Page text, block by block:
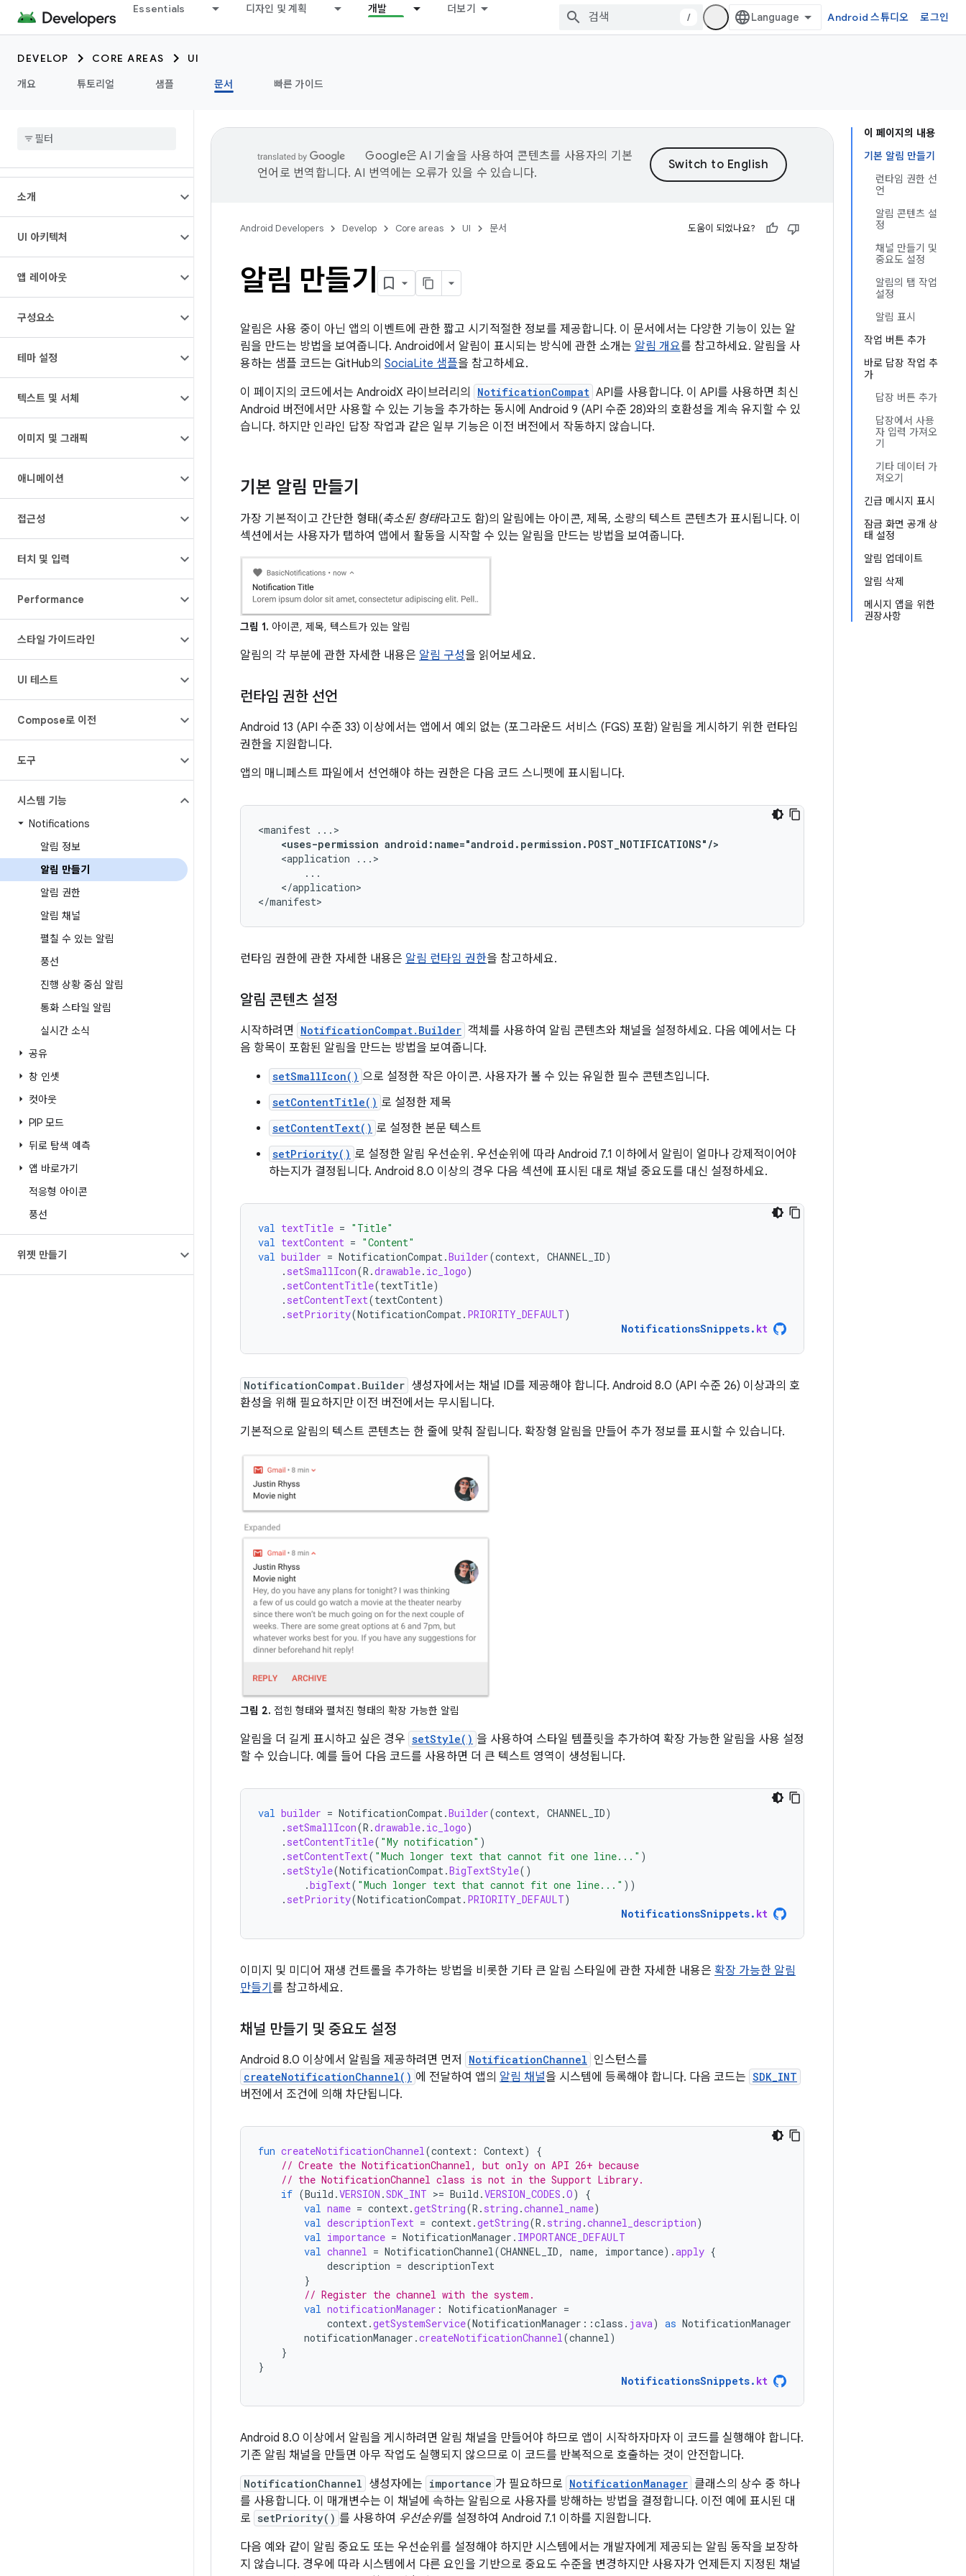
Essentials 디자인 및 계획 개발 더보기
/ Android 스튜디오 로그인
DEVELOP CORE AREAS
UI
개요
튜토리얼 샘플 문서 빠른 가이드
소개
UI 아키텍처
앱 레이아웃
구성요소
테마 설정
텍스트 및 서체
이미지 및 그래픽
애니메이션
접근성
터치 및 입력
Performance
스타일 가이드라인
UI 테스트
Compose로 이전
도구
시스템 기능
Notifications
알림 정보
알림 만들기
알림 권한
알림 채널
펼칠 수 있는 알림
풍선
진행 상황 중심 알림
통화 스타일 알림
실시간 소식
공유
창 인셋
컷아웃
PIP 모드
뒤로 탐색 예측
앱 바로가기
적응형 아이콘
풍선
위젯 만들기
이 페이지의 내용
기본 알림 만들기
런타임 권한 선
언
알림 콘텐츠 설
정
채널 만들기 및
중요도 설정
알림의 탭 작업
설정
알림 표시
작업 버튼 추가
바로 답장 작업 추
가
답장 버튼 추가
답장에서 사용
자 입력 가져오
기
기타 데이터 가
져오기
긴급 메시지 표시
잠금 화면 공개 상
태 설정
알림 업데이트
알림 삭제
메시지 앱을 위한
권장사항
Google은 AI 기술을 사용하여 콘텐츠를 사용자의 기본
언어로 번역합니다. AI 번역에는 오류가 있을 수 있습니다.
Android Developers Develop Core areas UI 문서 도움이 되었나요?
알림 만들기
알림은 사용 중이 아닌 앱의 이벤트에 관한 짧고 시기적절한 정보를 제공합니다. 이 문서에서는 다양한 기능이 있는 알
림을 만드는 방법을 보여줍니다. Android에서 알림이 표시되는 방식에 관한 소개는 알림 개요를 참고하세요. 알림을 사
용하는 샘플 코드는 GitHub의 SociaLite 샘플을 참고하세요.
이 페이지의 코드에서는 AndroidX 라이브러리의
NotificationCompat API를 사용합니다. 이 API를 사용하면 최신
Android 버전에서만 사용할 수 있는 기능을 추가하는 동시에 Android 9 (API 수준 28)와의 호환성을 계속 유지할 수 있
습니다. 하지만 인라인 답장 작업과 같은 일부 기능은 이전 버전에서 작동하지 않습니다.
기본 알림 만들기
가장 기본적이고 간단한 형태(축소된 형태라고도 함)의 알림에는 아이콘, 제목, 소량의 텍스트 콘텐츠가 표시됩니다. 이
섹션에서는 사용자가 탭하여 앱에서 활동을 시작할 수 있는 알림을 만드는 방법을 보여줍니다.
그림 1. 아이콘, 제목, 텍스트가 있는 알림
알림의 각 부분에 관한 자세한 내용은 알림 구성을 읽어보세요.
런타임 권한 선언
Android 13 (API 수준 33) 이상에서는 앱에서 예외 없는 (포그라운드 서비스 (FGS) 포함) 알림을 게시하기 위한 런타임
권한을 지원합니다.
앱의 매니페스트 파일에서 선언해야 하는 권한은 다음 코드 스니펫에 표시됩니다.
<manifest
<uses-permission android:name="android.permission.POST_NOTIFICATIONS"/>
<application
</application>
</manifest>
런타임 권한에 관한 자세한 내용은 알림 런타임 권한을 참고하세요.
알림 콘텐츠 설정
시작하려면 NotificationCompat.Builder 객체를 사용하여 알림 콘텐츠와 채널을 설정하세요. 다음 예에서는 다
음 항목이 포함된 알림을 만드는 방법을 보여줍니다.
setSmallIcon() 으로 설정한 작은 아이콘. 사용자가 볼 수 있는 유일한 필수 콘텐츠입니다.
setContentTitle() 로 설정한 제목
setContentText() 로 설정한 본문 텍스트
setPriority() 로 설정한 알림 우선순위. 우선순위에 따라 Android 7.1 이하에서 알림이 얼마나 강제적이어야
하는지가 결정됩니다. Android 8.0 이상의 경우 다음 섹션에 표시된 대로 채널 중요도를 대신 설정하세요.
val textTitle = "Title"
val textContent = "Content"
val builder = NotificationCompat .Builder(context, CHANNEL_ID)
. setSmallIcon(R .drawable. ic_logo)
. setContentTitle(textTitle)
. setContentText(textContent)
. setPriority(NotificationCompat . PRIORITY_DEFAULT)
NotificationsSnippets. kt
NotificationCompat.Builder 생성자에서는 채널 ID를 제공해야 합니다. Android 8.0 (API 수준 26) 이상과의 호
환성을 위해 필요하지만 이전 버전에서는 무시됩니다.
기본적으로 알림의 텍스트 콘텐츠는 한 줄에 맞춰 잘립니다. 확장형 알림을 만들어 추가 정보를 표시할 수 있습니다.
그림 2. 접힌 형태와 펼쳐진 형태의 확장 가능한 알림
알림을 더 길게 표시하고 싶은 경우 setStyle() 을 사용하여 스타일 템플릿을 추가하여 확장 가능한 알림을 사용 설정
할 수 있습니다. 예를 들어 다음 코드를 사용하면 더 큰 텍스트 영역이 생성됩니다.
val builder = NotificationCompat.Builder(context, CHANNEL_ID)
. setSmallIcon(R .drawable. ic_logo)
. setContentTitle( "My notification" )
. setContentText( "Much longer text that cannot fit one line..." )
. setStyle(NotificationCompat.BigTextStyle()
.bigText( "Much longer text that cannot fit one line..." ))
. setPriority(NotificationCompat. PRIORITY_DEFAULT)
NotificationsSnippets. kt
이미지 및 미디어 재생 컨트롤을 추가하는 방법을 비롯한 기타 큰 알림 스타일에 관한 자세한 내용은 확장 가능한 알림
만들기 를 참고하세요.
채널 만들기 및 중요도 설정
Android 8.0 이상에서 알림을 제공하려면 먼저 NotificationChannel 인스턴스를
createNotificationChannel() 에 전달하여 앱의 알림 채널을 시스템에 등록해야 합니다. 다음 코드는 SDK_INT
버전에서 조건에 의해 차단됩니다.
fun createNotificationChannel(context : Context)
{
// Create the NotificationChannel, but only on API 26+ because
// the NotificationChannel class is not in the Support Library.
if (Build .VERSION .SDK_INT >= Build .VERSION_CODES .O)
{
val name = context.getString(R . string .channel_name)
val descriptionText = context.getString(R . string .channel_description)
val importance = NotificationManager . IMPORTANCE_DEFAULT
val channel = NotificationChannel(CHANNEL_ID, name, importance).apply {
description = descriptionText
}
// Register the channel with the system.
val notificationManager : NotificationManager =
context.getSystemService(NotificationManager ::class . java) as NotificationManager
notificationManager .createNotificationChannel(channel)
}
}
NotificationsSnippets. kt
Android 8.0 이상에서 알림을 게시하려면 알림 채널을 만들어야 하므로 앱이 시작하자마자 이 코드를 실행해야 합니다.
기존 알림 채널을 만들면 아무 작업도 실행되지 않으므로 이 코드를 반복적으로 호출하는 것이 안전합니다.
NotificationChannel 생성자에는 importance 가 필요하므로 NotificationManager 클래스의 상수 중 하나
를 사용합니다. 이 매개변수는 이 채널에 속하는 알림으로 사용자를 방해하는 방법을 결정합니다. 이전 예에 표시된 대
로 setPriority() 를 사용하여 우선순위를 설정하여 Android 7.1 이하를 지원합니다.
다음 예와 같이 알림 중요도 또는 우선순위를 설정해야 하지만 시스템에서는 개발자에게 제공되는 알림 동작을 보장하
지 않습니다. 경우에 따라 시스템에서 다른 요인을 기반으로 중요도 수준을 변경하지만 사용자가 언제든지 지정된 채널